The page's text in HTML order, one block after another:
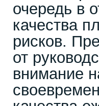
очередь в
качества
рисков.
от
внимание